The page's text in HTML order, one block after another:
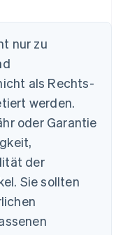
nur zu
als Rechts-
werden.
oder Garantie
der
Sie sollten